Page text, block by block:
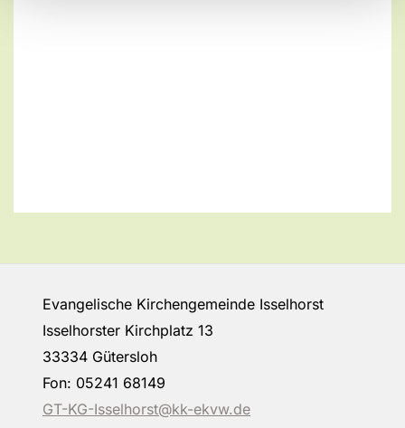
Evangelische Kirchengemeinde Isselhorst
Isselhorster Kirchplatz 13
33334 Gütersloh
Fon: 05241 68149
GT-KG-Isselhorst@kk-ekvw.de